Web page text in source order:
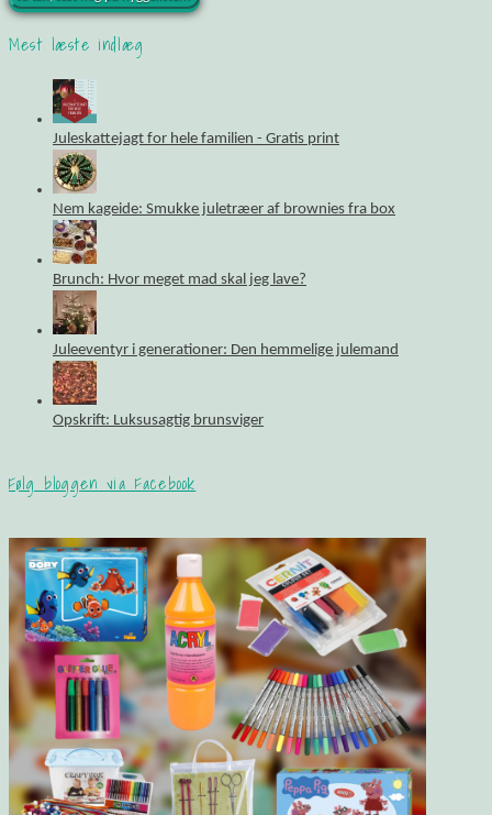
Mest læste indlæg
Juleskattejagt for hele familien - Gratis print
Nem kageide: Smukke juletræer af brownies fra box
Brunch: Hvor meget mad skal jeg lave?
Juleeventyr i generationer: Den hemmelige julemand
Opskrift: Luksusagtig brunsviger
Følg bloggen via Facebook